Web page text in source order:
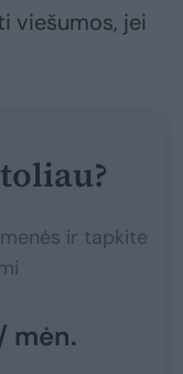
viešumos, jei
ir tapkite
mėn.